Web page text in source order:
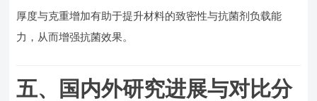
厚度与克重增加有助于提升材料的致密性与抗菌剂负载能
力，从而增强抗菌效果。
五、国内外研究进展与对比分